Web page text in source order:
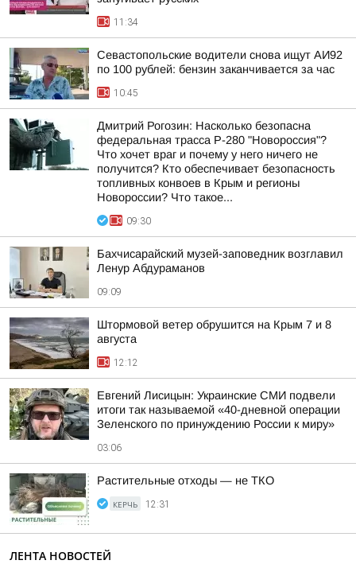
11:34
Севастопольские водители снова ищут АИ92
по 100 рублей: бензин заканчивается за час
10:45
Дмитрий Рогозин: Насколько безопасна
федеральная трасса Р-280 "Новороссия"?
Что хочет враг и почему у него ничего не
получится? Кто обеспечивает безопасность
топливных конвоев в Крым и регионы
Новороссии? Что такое...
09:30
Бахчисарайский музей-заповедник возглавил
Ленур Абдураманов
09:09
Штормовой ветер обрушится на Крым 7 и 8
августа
12:12
Евгений Лисицын: Украинские СМИ подвели
итоги так называемой «40-дневной операции
Зеленского по принуждению России к миру»
03:06
Растительные отходы — не ТКО
КЕРЧЬ 12:31
ЛЕНТА НОВОСТЕЙ